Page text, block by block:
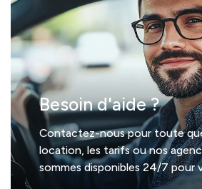
Besoin d'aide ?
Contactez-nous pour toute
location, les tarifs ou nos
sommes disponibles 24/7 pour